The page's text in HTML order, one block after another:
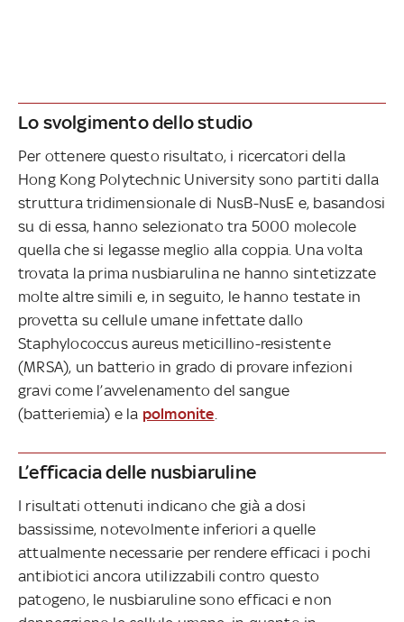
Lo svolgimento dello studio
Per ottenere questo risultato, i ricercatori della
Hong Kong Polytechnic University sono partiti dalla
struttura tridimensionale di NusB-NusE e, basandosi
su di essa, hanno selezionato tra 5000 molecole
quella che si legasse meglio alla coppia. Una volta
trovata la prima nusbiarulina ne hanno sintetizzate
molte altre simili e, in seguito, le hanno testate in
provetta su cellule umane infettate dallo
Staphylococcus aureus meticillino-resistente
(MRSA), un batterio in grado di provare infezioni
gravi come l’avvelenamento del sangue
(batteriemia) e la polmonite
L’efficacia delle nusbiaruline
I risultati ottenuti indicano che già a dosi
bassissime, notevolmente inferiori a quelle
attualmente necessarie per rendere efficaci i pochi
antibiotici ancora utilizzabili contro questo
patogeno, le nusbiaruline sono efficaci e non